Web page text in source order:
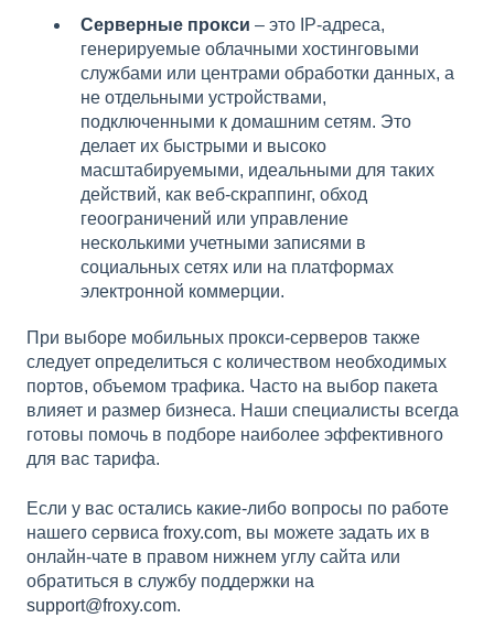
Серверные прокси – это IP-адреса,
генерируемые облачными хостинговыми
службами или центрами обработки данных, а
не отдельными устройствами,
подключенными к домашним сетям. Это
делает их быстрыми и высоко
масштабируемыми, идеальными для таких
действий, как веб-скраппинг, обход
геоограничений или управление
несколькими учетными записями в
социальных сетях или на платформах
электронной коммерции.
При выборе мобильных прокси-серверов также
следует определиться с количеством необходимых
портов, объемом трафика. Часто на выбор пакета
влияет и размер бизнеса. Наши специалисты всегда
готовы помочь в подборе наиболее эффективного
для вас тарифа.
Если у вас остались какие-либо вопросы по работе
нашего сервиса froxy.com, вы можете задать их в
онлайн-чате в правом нижнем углу сайта или
обратиться в службу поддержки на
support@froxy.com.